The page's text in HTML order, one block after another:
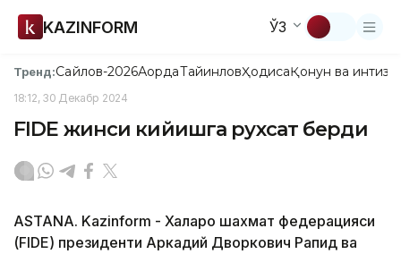
KAZINFORM ЎЗ
Тренд:Сайлов-2026АқордаТайинловҲодисаҚонун ва
18:12, 30 Декабр 2024
FIDE жинси кийишга рухсат берди
ASTANA. Kazinform - Халқаро шахмат федерацияси
(FIDE) президенти Аркадий Дворкович Рапид ва